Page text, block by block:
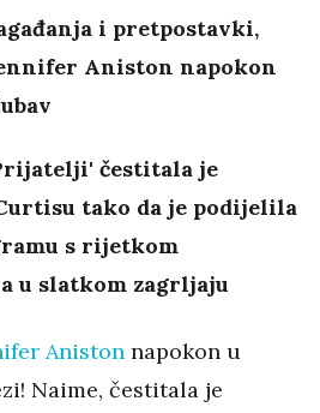
i pretpostavki,
Aniston napokon
čestitala je
tako da je podijelila
s rijetkom
u slatkom zagrljaju
Aniston napokon u
Naime, čestitala je